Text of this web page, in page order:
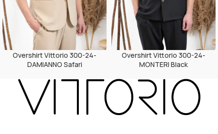
Overshirt Vittorio 300-24-
DAMIANNO Safari
Overshirt Vittorio 300-24-
MONTERI Black